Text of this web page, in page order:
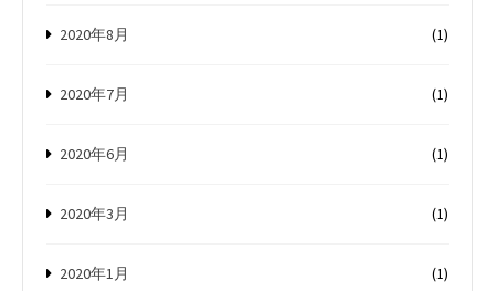
2020年8月 (1)
2020年7月 (1)
2020年6月 (1)
2020年3月 (1)
2020年1月 (1)